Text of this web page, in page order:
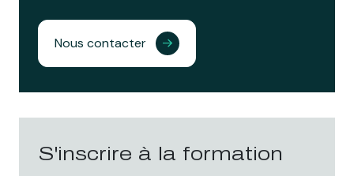
Nous contacter
S'inscrire à la formation